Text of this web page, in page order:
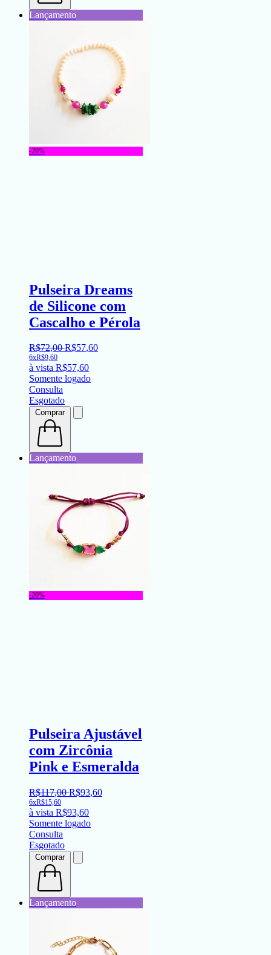
-20%
Pulseira Dreams
de Silicone com
Cascalho e Pérola
R$72,00 R$57,60
6xR$9,60
à vista R$57,60
Somente logado
Consulta
Esgotado
Comprar
-20%
Pulseira Ajustável
com Zircônia
Pink e Esmeralda
R$117,00 R$93,60
6xR$15,60
à vista R$93,60
Somente logado
Consulta
Esgotado
Comprar